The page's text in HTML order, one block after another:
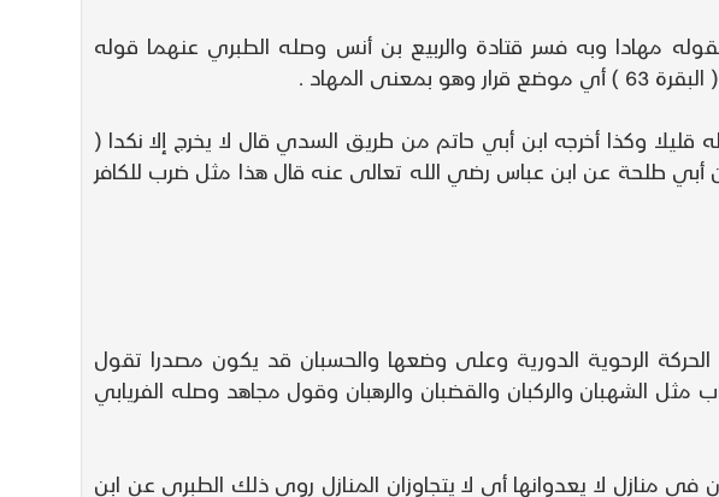
قوله تعالى وهو الذي جعل لكم الأرض فراشا ( البقرة 22 ) وفسره بقوله مهادا وبه فسر قتادة والربيع بن أنس وصله الطبري عنهما قوله
خبث لا يخرج إلا نكدا ( الأعراف 85 ) وفسر النكد بقوله قليلا وكذا أخرجه ابن أبي حاتم من طريق السدي قال لا يخرج إلا نكدا (
بن أبي طلحة عن ابن عباس رضي الله تعالى عنه قال هذا مثل ضرب للكافر
الرحوية الدورية وعلى وضعها والحسبان قد يكون مصدرا تقول
مثل الشهبان والركبان والقضبان والرهبان وقول مجاهد وصله الفريابي
منازل لا يعدوانها أي لا يتجاوزان المنازل روى ذلك الطبري عن ابن